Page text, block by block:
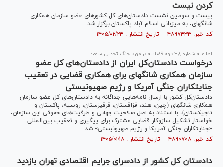
کردن نیست
بیست و سومین نشست دادستان‌های کل کشور‌های عضو سازمان همکاری
شانگهای، به میزبانی اسلام آباد پاکستان برگزار شد.
کد خبر: ۴۸۹۷۴۳۳ تاریخ انتشار : ۱۴۰۵/۰۲/۲۴
اطلاعیه شماره ۳۸ قوه قضاییه در مورد جنگ تحمیلی سوم؛
درخواست دادستان‌کل ایران از دادستان‌های کل عضو
سازمان همکاری شانگهای برای همکاری قضایی در تعقیب
جنایتکاران جنگی آمریکا و رژیم صهیونیستی
دادستان‌کل کشور با ارسال نامه‌هایی جداگانه به دادستان‌های کل عضو سازمان
همکاری شانگهای (چین، هند، قزاقستان، قرقیزستان، روسیه، پاکستان و
تاجیکستان)، با استناد به اصل صلاحیت جهانی و ظرفیت‌های حقوقی این سازمان،
خواستار تشکیل سازوکار قضایی مشترک برای پیگیری و تعقیب بین‌المللی
«جنایتکاران جنگی آمریکا و رژیم صهیونیستی» شد.
کد خبر: ۴۸۹۰۷۰۸ تاریخ انتشار : ۱۴۰۵/۰۱/۱۸
دادستان کل کشور از دادسرای جرایم اقتصادی تهران بازدید